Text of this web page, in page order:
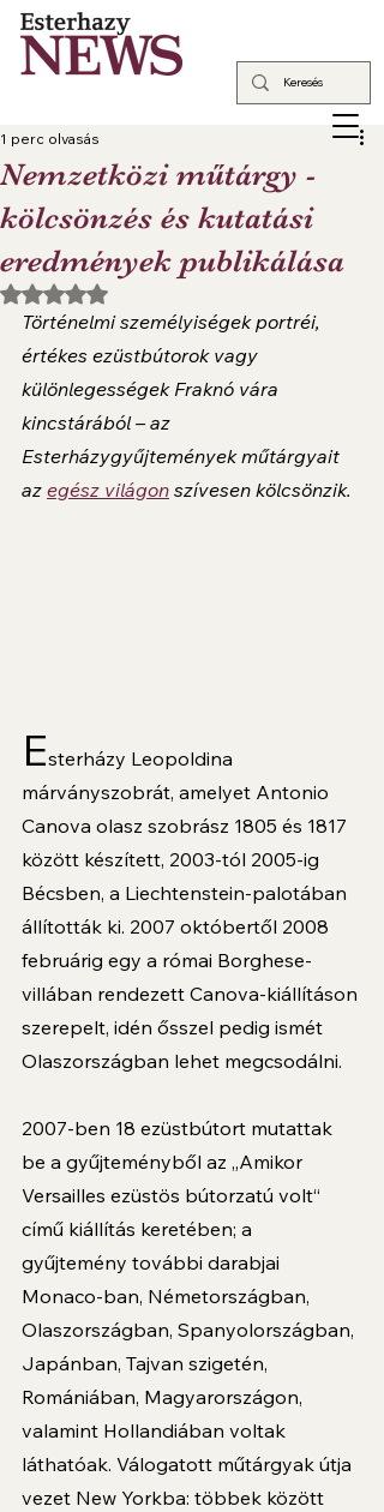
Nemzetközi műtárgy -
kölcsönzés és kutatási
eredmények publikálása
1 perc olvasás
NaN csillagot kapott az 5-ből.
Történelmi személyiségek portréi,
értékes ezüstbútorok vagy
különlegességek Fraknó vára
kincstárából – az
Esterházygyűjtemények műtárgyait
az egész világon szívesen kölcsönzik.
Esterházy Leopoldina
márványszobrát, amelyet Antonio
Canova olasz szobrász 1805 és 1817
között készített, 2003-tól 2005-ig
Bécsben, a Liechtenstein-palotában
állították ki. 2007 októbertől 2008
februárig egy a római Borghese-
villában rendezett Canova-kiállításon
szerepelt, idén ősszel pedig ismét
Olaszországban lehet megcsodálni.
2007-ben 18 ezüstbútort mutattak
be a gyűjteményből az „Amikor
Versailles ezüstös bútorzatú volt“
című kiállítás keretében; a
gyűjtemény további darabjai
Monaco-ban, Németországban,
Olaszországban, Spanyolországban,
Japánban, Tajvan szigetén,
Romániában, Magyarországon,
valamint Hollandiában voltak
láthatóak. Válogatott műtárgyak útja
vezet New Yorkba: többek között